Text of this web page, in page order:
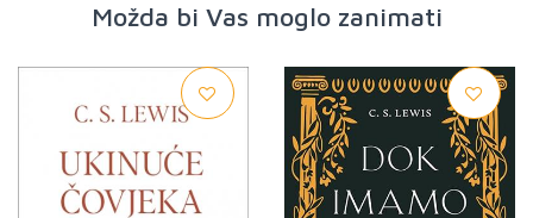
Možda bi Vas moglo zanimati